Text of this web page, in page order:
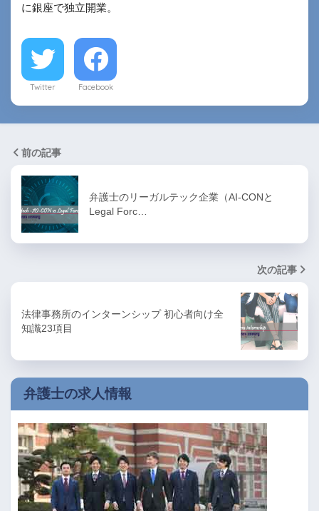
に銀座で独立開業。
Twitter Facebook
前の記事
弁護士のリーガルテック企業（AI-CONと
Legal Forc…
次の記事
法律事務所のインターンシップ 初心者向け全
知識23項目
弁護士の求人情報